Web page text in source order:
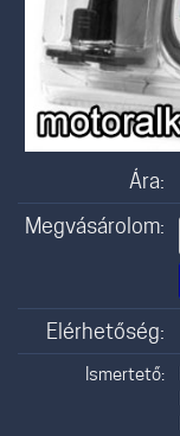
Ára:
Megvásárolom:
Elérhetőség:
Ismertető: